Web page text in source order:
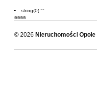
string(0) ""
aaaa
© 2026 Nieruchomości Opole